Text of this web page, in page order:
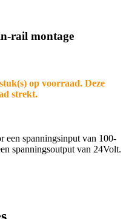
rail montage
op voorraad. Deze
strekt.
een spanningsinput van 100-
spanningsoutput van 24Volt.